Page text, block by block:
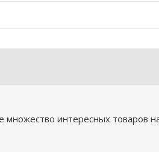
интересных товаров